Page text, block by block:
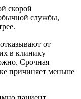
скорой
службы,
от
в клинику
Срочная
причиняет меньше